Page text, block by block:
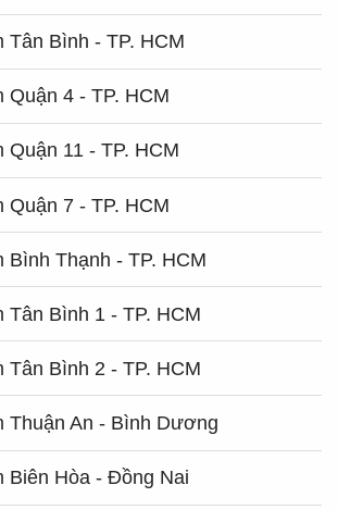
Tân Bình - TP. HCM
Quận 4 - TP. HCM
Quận 11 - TP. HCM
Quận 7 - TP. HCM
Bình Thạnh - TP. HCM
Tân Bình 1 - TP. HCM
Tân Bình 2 - TP. HCM
Thuận An - Bình Dương
Biên Hòa - Đồng Nai